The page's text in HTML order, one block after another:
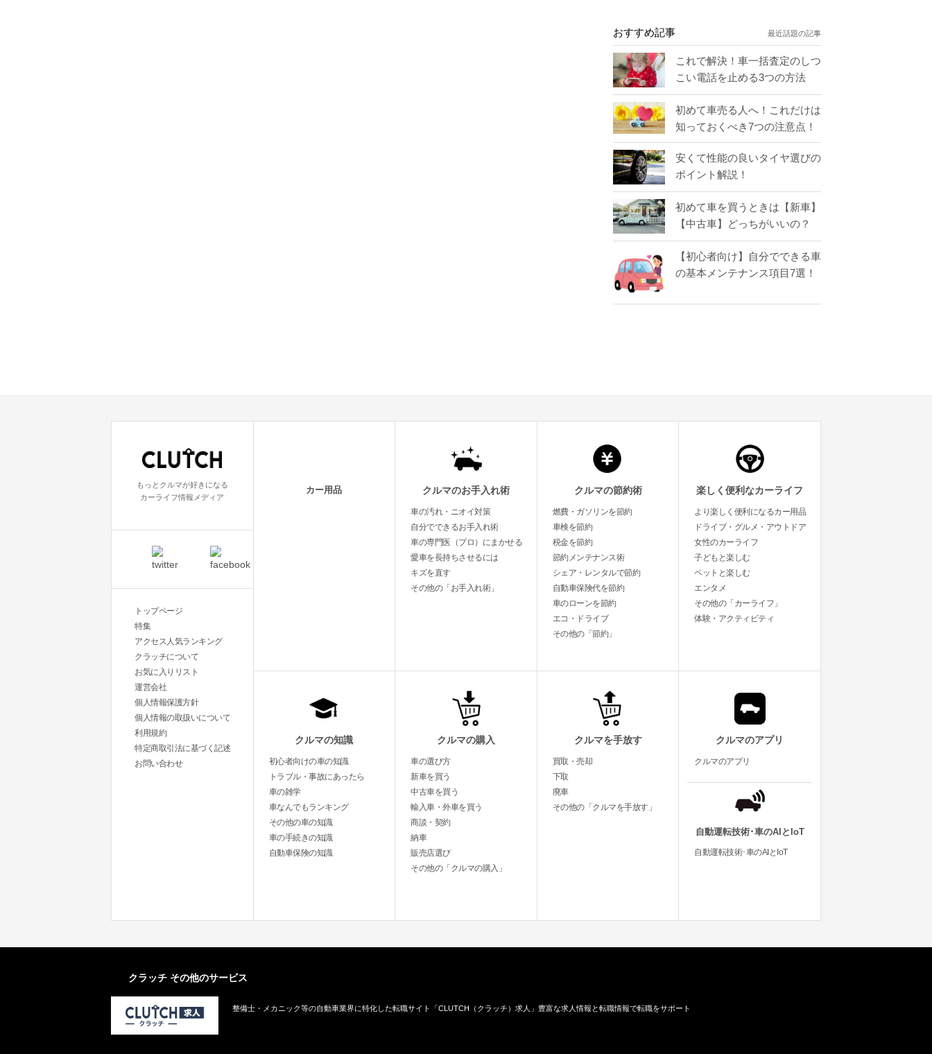
おすすめ記事 最近話題の記事
これで解決！車一括査定のしつ
こい電話を止める3つの方法
初めて車売る人へ！これだけは
知っておくべき7つの注意点！
安くて性能の良いタイヤ選びの
ポイント解説！
初めて車を買うときは【新車】
【中古車】どっちがいいの？
【初心者向け】自分でできる車
の基本メンテナンス項目7選！
もっとクルマが好きになる
カーライフ情報メディア
トップページ
特集
アクセス人気ランキング
クラッチについて
お気に入りリスト
運営会社
個人情報保護方針
個人情報の取扱いについて
利用規約
特定商取引法に基づく記述
お問い合わせ
カー用品 クルマのお手入れ術
車の汚れ・ニオイ対策
自分でできるお手入れ術
車の専門医（プロ）にまかせる
愛車を長持ちさせるには
キズを直す
その他の「お手入れ術」
クルマの節約術
燃費・ガソリンを節約
車検を節約
税金を節約
節約メンテナンス術
シェア・レンタルで節約
自動車保険代を節約
車のローンを節約
エコ・ドライブ
その他の「節約」
楽しく便利なカーライフ
より楽しく便利になるカー用品
ドライブ・グルメ・アウトドア
女性のカーライフ
子どもと楽しむ
ペットと楽しむ
エンタメ
その他の「カーライフ」
体験・アクティビティ
クルマの知識
初心者向けの車の知識
トラブル・事故にあったら
車の雑学
車なんでもランキング
その他の車の知識
車の手続きの知識
自動車保険の知識
クルマの購入
車の選び方
新車を買う
中古車を買う
輸入車・外車を買う
商談・契約
納車
販売店選び
その他の「クルマの購入」
クルマを手放す
買取・売却
下取
廃車
その他の「クルマを手放す」
クルマのアプリ
クルマのアプリ
自動運転技術･車のAIとIoT
自動運転技術･車のAIとIoT
クラッチ その他のサービス
整備士・メカニック等の自動車業界に特化した転職サイト「CLUTCH（クラッチ）求人」豊富な求人情報と転職情報で転職をサポート